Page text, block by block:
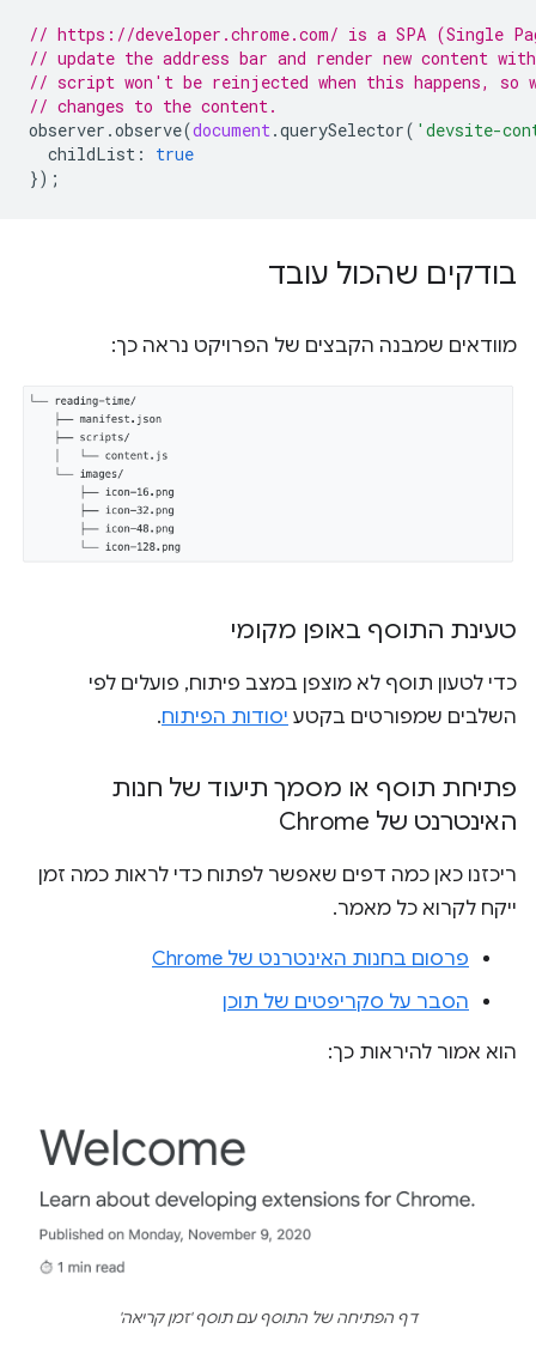
// https://developer.chrome.com/ is a SPA (Single
// update the address bar and render new content
// script won't be reinjected when this happens, so
// changes to the content.
observer .observe(document.querySelector( 'devsite-
childList :
true
});
בודקים שהכול עובד
מוודאים שמבנה הקבצים של הפרויקט נראה כך:
טעינת התוסף באופן מקומי
כדי לטעון תוסף לא מוצפן במצב פיתוח, פועלים לפי
השלבים שמפורטים בקטע יסודות הפיתוח.
פתיחת תוסף או מסמך תיעוד של חנות
האינטרנט של Chrome
ריכזנו כאן כמה דפים שאפשר לפתוח כדי לראות כמה זמן
ייקח לקרוא כל מאמר.
פרסום בחנות האינטרנט של Chrome
הסבר על סקריפטים של תוכן
הוא אמור להיראות כך:
דף הפתיחה של התוסף עם תוסף 'זמן קריאה'